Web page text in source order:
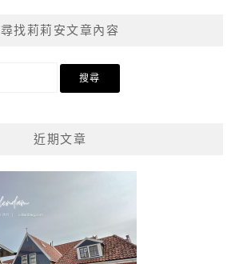
尋找莉莉安文章內容
近期文章